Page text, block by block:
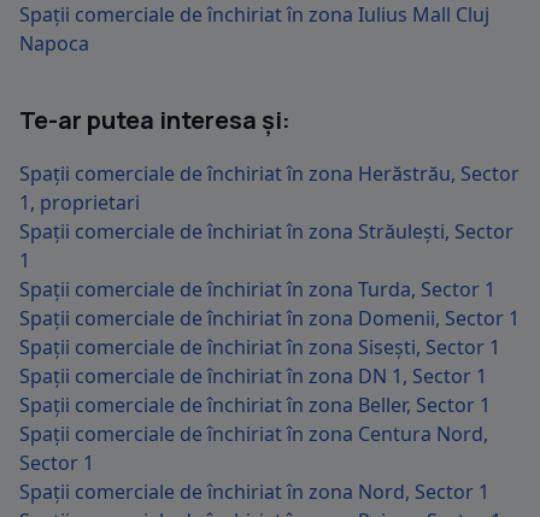
Spații comerciale de închiriat în zona Iulius Mall Cluj
Napoca
Te-ar putea interesa și:
Spații comerciale de închiriat în zona Herăstrău, Sector
1, proprietari
Spații comerciale de închiriat în zona Străulești, Sector
1
Spații comerciale de închiriat în zona Turda, Sector 1
Spații comerciale de închiriat în zona Domenii, Sector 1
Spații comerciale de închiriat în zona Sisești, Sector 1
Spații comerciale de închiriat în zona DN 1, Sector 1
Spații comerciale de închiriat în zona Beller, Sector 1
Spații comerciale de închiriat în zona Centura Nord,
Sector 1
Spații comerciale de închiriat în zona Nord, Sector 1